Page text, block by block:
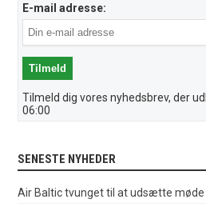
E-mail adresse:
Tilmeld dig vores nyhedsbrev, der
06:00
SENESTE NYHEDER
Air Baltic tvunget til at udsætte